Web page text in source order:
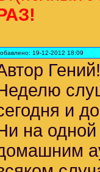
19-12-2012 18:09
и
на одной